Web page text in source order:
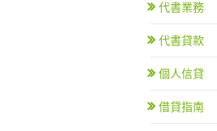
代書業務
代書貸款
個人信貸
借貸指南